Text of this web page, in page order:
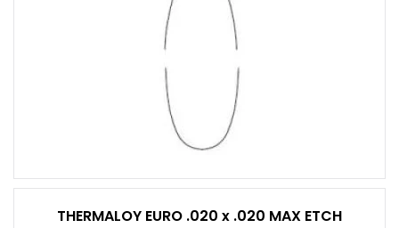
THERMALOY EURO .020 x .020 MAX ETCH